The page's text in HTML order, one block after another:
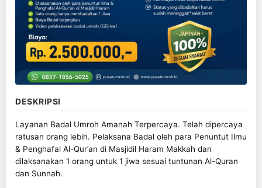
DESKRIPSI
Layanan Badal Umroh Amanah Terpercaya. Telah dipercaya
ratusan orang lebih. Pelaksana Badal oleh para Penuntut Ilmu
& Penghafal Al-Qur’an di Masjidil Haram Makkah dan
dilaksanakan 1 orang untuk 1 jiwa sesuai tuntunan Al-Quran
dan Sunnah.